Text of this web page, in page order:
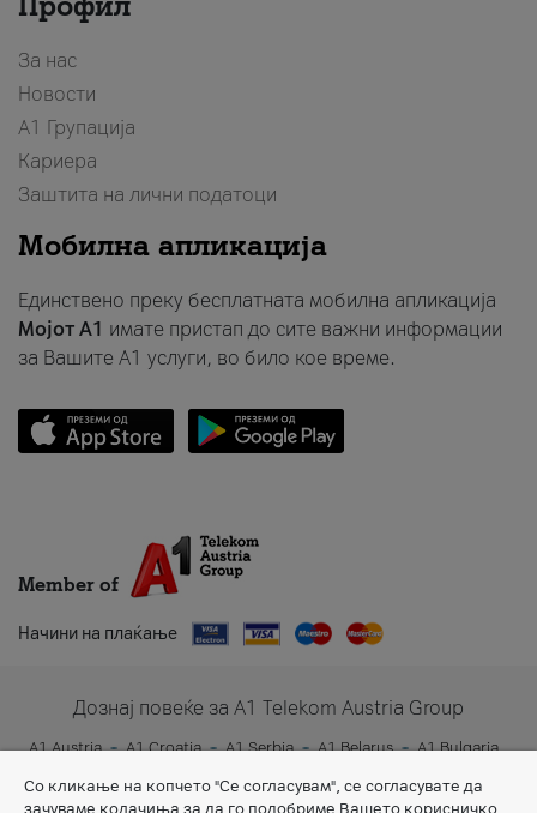
За нас
Новости
А1 Групација
Кариера
Заштита на лични податоци
Мобилна апликација
Единствено преку бесплатната мобилна апликација
Мојот A1 имате пристап до сите важни информации
за Вашите A1 услуги, во било кое време.
Member of
Начини на плаќање
Дознај повеќе за A1 Telekom Austria Group
A1 Austria A1 Croatia A1 Serbia A1 Belarus
A1 Bulgaria
Со кликање на копчето "Се согласувам", се согласувате да
зачуваме колачиња за да го подобриме Вашето корисничко